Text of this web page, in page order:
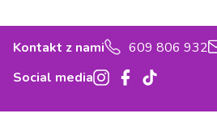
Kontakt z nami 609 806 932
Social media